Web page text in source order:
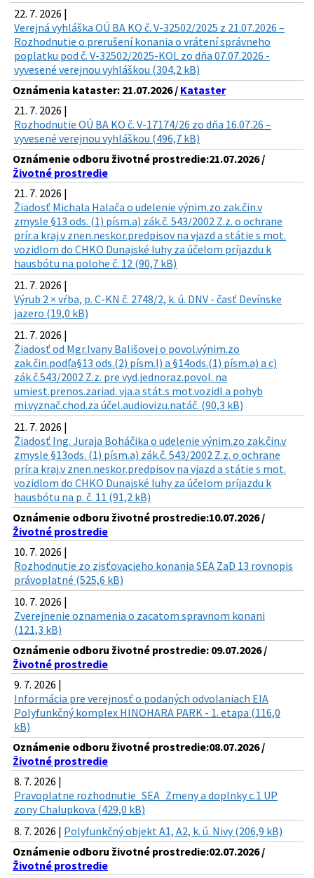
22. 7. 2026 |
Verejná vyhláška OÚ BA KO č. V-32502/2025 z 21.07.2026 –
Rozhodnutie o prerušení konania o vrátení správneho
poplatku pod č. V-32502/2025-KOL zo dňa 07.07.2026 -
vyvesené verejnou vyhláškou (304,2 kB)
Oznámenia kataster: 21.07.2026 / Kataster
21. 7. 2026 |
Rozhodnutie OÚ BA KO č. V-17174/26 zo dňa 16.07.26 –
vyvesené verejnou vyhláškou (496,7 kB)
Oznámenie odboru životné prostredie:21.07.2026 /
Životné prostredie
21. 7. 2026 |
Žiadosť Michala Halača o udelenie výnim.zo zak.čin.v
zmysle §13 ods. (1) písm.a) zák.č. 543/2002 Z.z. o ochrane
prír.a kraj.v znen.neskor.predpisov na vjazd a státie s mot.
vozidlom do CHKO Dunajské luhy za účelom príjazdu k
hausbótu na polohe č. 12 (90,7 kB)
21. 7. 2026 |
Výrub 2 × vŕba, p. C-KN č. 2748/2, k. ú. DNV - časť Devínske
jazero (19,0 kB)
21. 7. 2026 |
Žiadosť od Mgr.Ivany Bališovej o povol.výnim.zo
zak.čin.podľa§13 ods.(2) písm.l) a §14ods.(1) písm.a) a c)
zák.č.543/2002 Z.z. pre vyd.jednoraz.povol. na
umiest.prenos.zariad. vja.a stát.s mot.vozidl.a pohyb
mi.vyznač.chod.za účel.audiovizu.natáč. (90,3 kB)
21. 7. 2026 |
Žiadosť Ing. Juraja Boháčika o udelenie výnim.zo zak.čin.v
zmysle §13ods. (1) písm.a) zák.č. 543/2002 Z.z. o ochrane
prír.a kraj.v znen.neskor.predpisov na vjazd a státie s mot.
vozidlom do CHKO Dunajské luhy za účelom príjazdu k
hausbótu na p. č. 11 (91,2 kB)
Oznámenie odboru životné prostredie:10.07.2026 /
Životné prostredie
10. 7. 2026 |
Rozhodnutie zo zisťovacieho konania SEA ZaD 13 rovnopis
právoplatné (525,6 kB)
10. 7. 2026 |
Zverejnenie oznamenia o zacatom spravnom konani
(121,3 kB)
Oznámenie odboru životné prostredie: 09.07.2026 /
Životné prostredie
9. 7. 2026 |
Informácia pre verejnosť o podaných odvolaniach EIA
Polyfunkčný komplex HINOHARA PARK - 1. etapa (116,0
kB)
Oznámenie odboru životné prostredie:08.07.2026 /
Životné prostredie
8. 7. 2026 |
Pravoplatne rozhodnutie_SEA_Zmeny a doplnky c.1 UP
zony Chalupkova (429,0 kB)
8. 7. 2026 | Polyfunkčný objekt A1, A2, k. ú. Nivy (206,9 kB)
Oznámenie odboru životné prostredie:02.07.2026 /
Životné prostredie